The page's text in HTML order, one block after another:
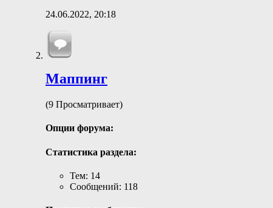
24.06.2022, 20:18
Маппинг
(9 Просматривает)
Опции форума:
Статистика раздела:
Тем: 14
Сообщений: 118